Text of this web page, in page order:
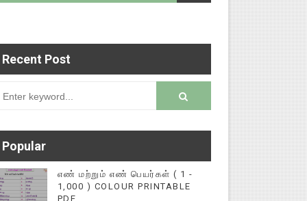
மின்னல் கல்விச் செய்தி
Recent Post
Popular
எண் மற்றும் எண் பெயர்கள் ( 1 -
1,000 ) COLOUR PRINTABLE
PDF